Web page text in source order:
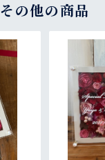
その他の商品